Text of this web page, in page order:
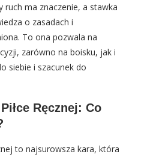
ruch ma znaczenie, a stawka
o zasadach i
To ona pozwala na
zarówno na boisku, jak i
siebie i szacunek do
Ręcznej: Co
to najsurowsza kara, która